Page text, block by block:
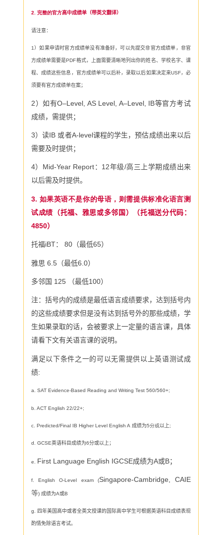
2. 完整的官方高中成绩单（带英文翻译）
请注意：
1）如果申请时官方成绩单没有准备好，可以先提交非官方成绩单，非官
方成绩单需要是PDF格式，上面需要清晰地列出你的姓名、学校名字、课
程、成绩这些信息，官方成绩单可以后补，录取以后如果决定来USF，必
须要有官方成绩单在案；
2）如有O–Level, AS Level, A–Level, IB等官方考试
成绩，需提供；
3）读IB 或者A-level课程的学生，预估成绩出来以后
需要及时提供；
4） Mid-Year Report： 12年级/高三上学期成绩出来
以后需及时提供。
3. 如果英语不是你的母语，则需提供标准化语言测
试成绩 （托福、雅思或多邻国）（托福送分代码：
4850）
托福iBT： 80 （最低65）
雅思 6.5 （最低6.0）
多邻国 125 （最低100）
注：括号内的成绩是最低语言成绩要求，达到括号内
的这些成绩要求但是没有达到括号外的那些成绩，学
生如果录取的话，会被要求上一定量的语言课，具体
请看下文有关语言课的说明。
满足以下条件之一的可以无需提供以上英语测试成
绩:
a. SAT Evidence-Based Reading and Writing Test 560/560+;
b. ACT English 22/22+;
c. Predicted/Final IB Higher Level English A 成绩为5分或以上;
d. GCSE英语科目成绩为6分或以上；
e. First Language English IGCSE成绩为A或B；
f. English O-Level exam (Singapore-Cambridge, CAIE
等) 成绩为A或B
g. 四年美国高中或者全英文授课的国际高中学生可根据英语科目成绩表现
酌情免除语言考试。